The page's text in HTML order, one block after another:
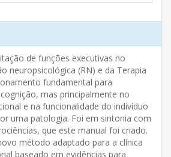
de funções executivas no
neuropsicológica (RN) e da Terapia
fundamental para
mas principalmente no
e na funcionalidade do indivíduo
uma patologia. Foi em sintonia com
que este manual foi criado.
método adaptado para a clínica
baseado em evidências para